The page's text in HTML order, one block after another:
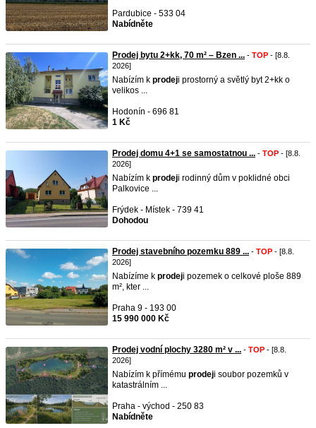
Pardubice - 533 04
Nabídněte
Prodej bytu 2+kk, 70 m² – Bzen ... - TOP - [8.8.
2026]
Nabízím k prodeji prostorný a světlý byt 2+kk o
velikos ...
Hodonín - 696 81
1 Kč
Prodej domu 4+1 se samostatnou ... - TOP - [8.8.
2026]
Nabízím k prodeji rodinný dům v poklidné obci
Palkovice ...
Frýdek - Místek - 739 41
Dohodou
Prodej stavebního pozemku 889 ... - TOP - [8.8.
2026]
Nabízíme k prodeji pozemek o celkové ploše 889
m², kter ...
Praha 9 - 193 00
15 990 000 Kč
Prodej vodní plochy 3280 m² v ... - TOP - [8.8.
2026]
Nabízím k přímému prodeji soubor pozemků v
katastrálním ...
Praha - východ - 250 83
Nabídněte